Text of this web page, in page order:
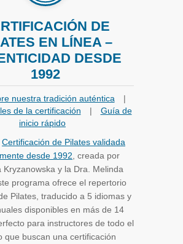
DE
EN LÍNEA –
DESDE
1992
nuestra tradición auténtica
|
de la certificación
|
Guía de
inicio rápido
Certificación de Pilates validada
desde 1992 , creada por
Kryzanowska y la Dra. Melinda
programa ofrece el repertorio
Pilates, traducido a 5 idiomas y
disponibles en más de 14
para instructores de todo el
que buscan una certificación